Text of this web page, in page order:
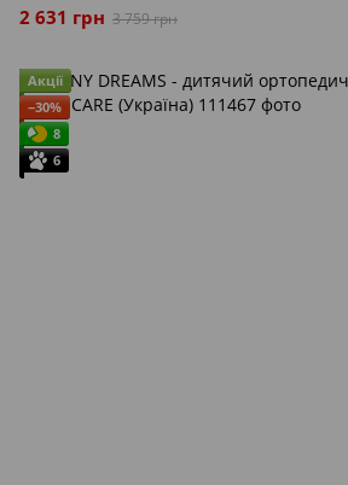
2 631 грн 3 759 грн
Акції
−30%
8
6